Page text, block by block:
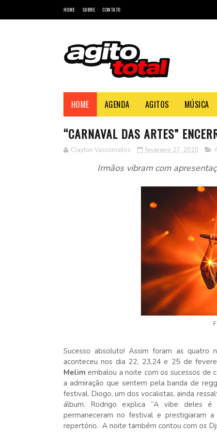
HOME SOBRE CONTATO
HOME AGENDA AGITOS MÚSICA
“CARNAVAL DAS ARTES”
Clayton Vasconcelos fevereiro 27, 2020
Irmãos vibram com
Sucesso absoluto! Assim foram as
aconteceu nos dia 22, 23,24 e 25 de
Melim embalou a noite com os sucessos de
a admiração que sentem pela banda de
festival. Diogo, um dos vocalistas, ainda
álbum. Rodrigo explica “A vibe deles é
permaneceram no festival e prestigiaram
repertório. A noite também contou com os